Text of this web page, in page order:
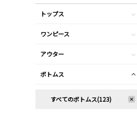
トップス
ワンピース
アウター
ボトムス
すべてのボトムス(123)